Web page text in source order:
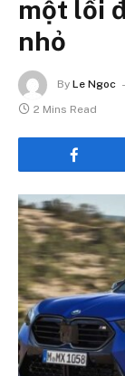
một lối
nhỏ
By Le Ngoc
2 Mins Read